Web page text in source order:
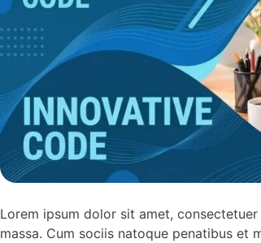
Lorem ipsum dolor sit amet,
massa. Cum sociis natoque penatibus et